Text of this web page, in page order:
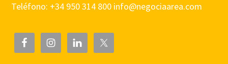
Teléfono: +34 950 314 800 info@negociaarea.com